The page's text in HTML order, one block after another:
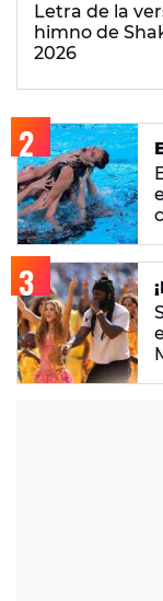
Letra de la
himno de
2026